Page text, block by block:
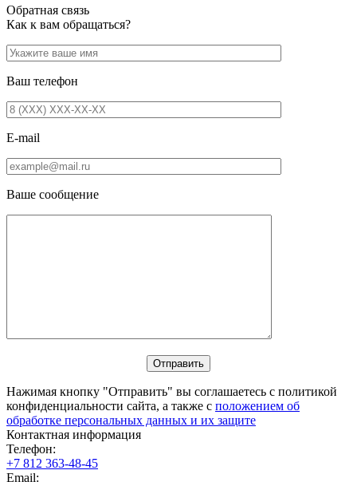
Обратная связь
Как к вам обращаться?
Ваш телефон
E-mail
Ваше сообщение
Нажимая кнопку "Отправить" вы соглашаетесь с политикой
конфиденциальности сайта, а также с положением об
обработке персональных данных и их защите
Контактная информация
Телефон:
+7 812 363-48-45
Email: